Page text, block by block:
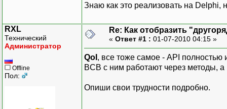
Знаю как это реализовать на Delphi,
RXL
Технический
Администратор
Offline
Пол:
Re: Как отобразить
« Ответ #1 : 01-07-2010 04:15 »
QoI , все тоже самое - API полностью
BCB с ним работают через методы,
Опиши свои трудности подробно.